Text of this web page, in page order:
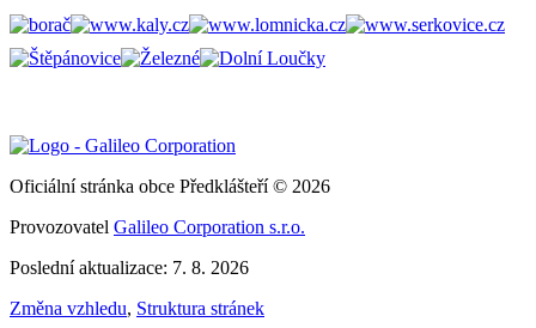
Oficiální stránka obce Předklášteří © 2026
Provozovatel Galileo Corporation s.r.o.
Poslední aktualizace: 7. 8. 2026
Změna vzhledu, Struktura stránek